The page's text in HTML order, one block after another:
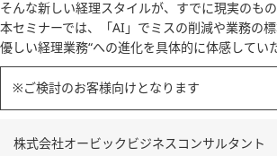
そんな新しい経理スタイルが、すでに現実のも
本セミナーでは、「AI」でミスの削減や業務の
優しい経理業務“への進化を具体的に体感してい
※ご検討のお客様向けとなります
株式会社オービックビジネスコンサルタント